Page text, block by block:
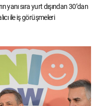
yanı sıra yurt dışından 30’dan
ile iş görüşmeleri